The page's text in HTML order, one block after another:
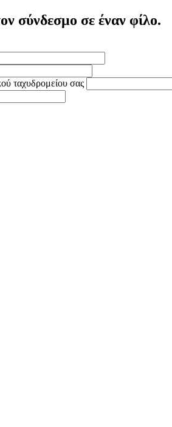
σύνδεσμο σε έναν φίλο.
ταχυδρομείου σας